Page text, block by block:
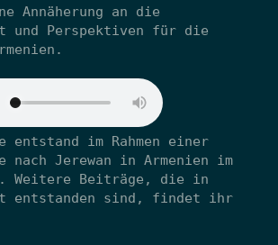
Annäherung an die
und Perspektiven für die
entstand im Rahmen einer
nach Jerewan in Armenien im
Weitere Beiträge, die in
entstanden sind, findet ihr